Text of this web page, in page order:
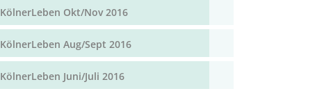
KölnerLeben Okt/Nov 2016
KölnerLeben Aug/Sept 2016
KölnerLeben Juni/Juli 2016